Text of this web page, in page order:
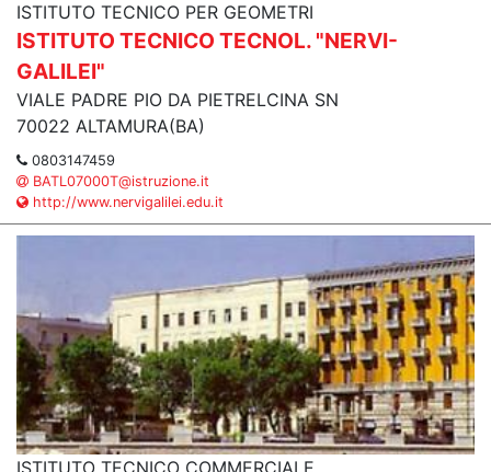
ISTITUTO TECNICO PER GEOMETRI
ISTITUTO TECNICO TECNOL. "NERVI-
GALILEI"
VIALE PADRE PIO DA PIETRELCINA SN
70022 ALTAMURA(BA)
0803147459
BATL07000T@istruzione.it
http://www.nervigalilei.edu.it
ISTITUTO TECNICO COMMERCIALE